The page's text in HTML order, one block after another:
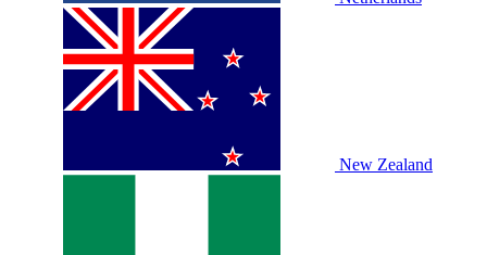
New Zealand